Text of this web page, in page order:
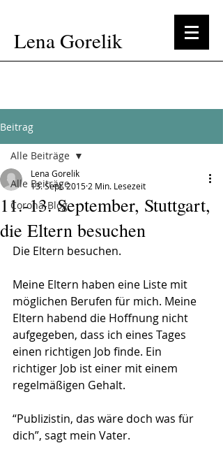
Lena Gorelik
Beitrag
Alle Beiträge
Corona-Blog
Alle Beiträge
11.-13. September, Stuttgart,
die Eltern besuchen
Lena Gorelik
13. Sept. 2015 2 Min. Lesezeit
Die Eltern besuchen.
Meine Eltern haben eine Liste mit
möglichen Berufen für mich. Meine
Eltern habend die Hoffnung nicht
aufgegeben, dass ich eines Tages
einen richtigen Job finde. Ein
richtiger Job ist einer mit einem
regelmäßigen Gehalt.
“Publizistin, das wäre doch was für
dich”, sagt mein Vater.